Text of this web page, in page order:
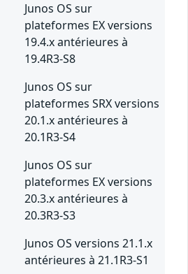
Junos OS sur
plateformes EX versions
19.4.x antérieures à
19.4R3-S8
Junos OS sur
plateformes SRX versions
20.1.x antérieures à
20.1R3-S4
Junos OS sur
plateformes EX versions
20.3.x antérieures à
20.3R3-S3
Junos OS versions 21.1.x
antérieures à 21.1R3-S1